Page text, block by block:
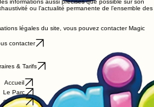
informations aussi précises que possible sur son
ou l’actualité permanente de l’ensemble des
légales du site, vous pouvez contacter Magic
contacter
& Tarifs
Accueil
Le Parc
Contact